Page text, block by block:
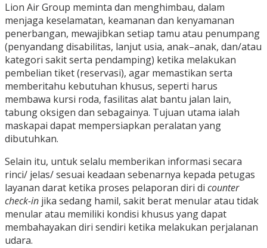
Lion Air Group meminta dan menghimbau, dalam
menjaga keselamatan, keamanan dan kenyamanan
penerbangan, mewajibkan setiap tamu atau penumpang
(penyandang disabilitas, lanjut usia, anak–anak, dan/atau
kategori sakit serta pendamping) ketika melakukan
pembelian tiket (reservasi), agar memastikan serta
memberitahu kebutuhan khusus, seperti harus
membawa kursi roda, fasilitas alat bantu jalan lain,
tabung oksigen dan sebagainya. Tujuan utama ialah
maskapai dapat mempersiapkan peralatan yang
dibutuhkan.
Selain itu, untuk selalu memberikan informasi secara
rinci/ jelas/ sesuai keadaan sebenarnya kepada petugas
layanan darat ketika proses pelaporan diri di counter
check-in jika sedang hamil, sakit berat menular atau tidak
menular atau memiliki kondisi khusus yang dapat
membahayakan diri sendiri ketika melakukan perjalanan
udara.